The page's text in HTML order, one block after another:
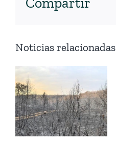
Noticias relacionadas